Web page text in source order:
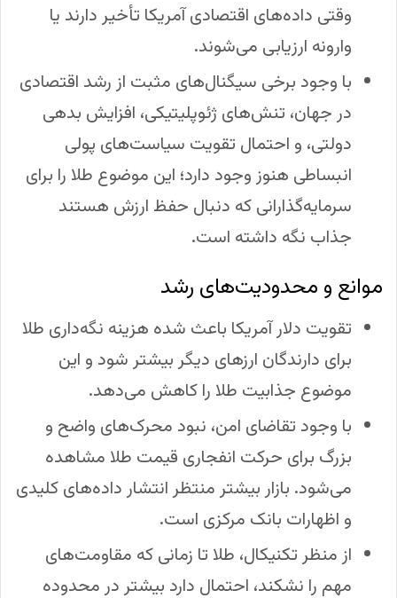
وقتی داده‌های اقتصادی آمریکا تأخیر دارند یا
وارونه ارزیابی می‌شوند.
با وجود برخی سیگنال‌های مثبت از رشد اقتصادی
در جهان، تنش‌های ژئوپلیتیکی، افزایش بدهی
دولتی، و احتمال تقویت سیاست‌های پولی
انبساطی هنوز وجود دارد؛ این موضوع طلا را برای
سرمایه‌گذارانی که دنبال حفظ ارزش هستند
جذاب نگه داشته است.
موانع و محدودیت‌های رشد
تقویت دلار آمریکا باعث شده هزینه نگه‌داری طلا
برای دارندگان ارزهای دیگر بیشتر شود و این
موضوع جذابیت طلا را کاهش می‌دهد.
با وجود تقاضای امن، نبود محرک‌های واضح و
بزرگ برای حرکت انفجاری قیمت طلا مشاهده
می‌شود. بازار بیشتر منتظر انتشار داده‌های کلیدی
و اظهارات بانک مرکزی است.
از منظر تکنیکال، طلا تا زمانی که مقاومت‌های
مهم را نشکند، احتمال دارد بیشتر در محدوده